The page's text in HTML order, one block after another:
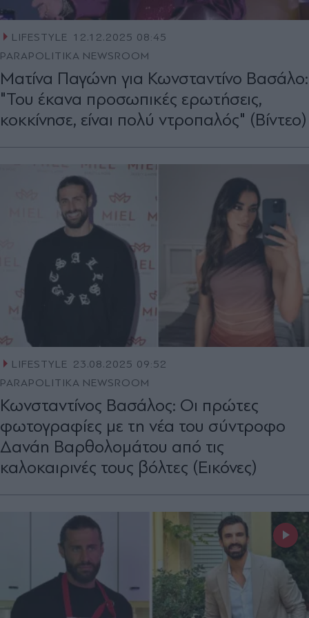
LIFESTYLE 12.12.2025 08:45
PARAPOLITIKA NEWSROOM
Ματίνα Παγώνη για Κωνσταντίνο Βασάλο:
"Του έκανα προσωπικές ερωτήσεις,
κοκκίνησε, είναι πολύ ντροπαλός" (Βίντεο)
LIFESTYLE 23.08.2025 09:52
PARAPOLITIKA NEWSROOM
Κωνσταντίνος Βασάλος: Οι πρώτες
φωτογραφίες με τη νέα του σύντροφο
Δανάη Βαρθολομάτου από τις
καλοκαιρινές τους βόλτες (Εικόνες)